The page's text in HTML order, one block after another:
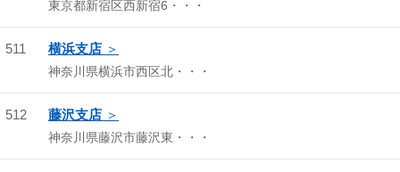
東京都新宿区西新宿6・・・
511 横浜支店
神奈川県横浜市西区北・・・
512 藤沢支店
神奈川県藤沢市藤沢東・・・